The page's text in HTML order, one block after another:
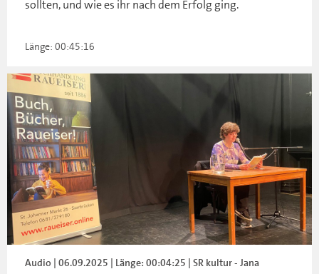
sollten, und wie es ihr nach dem Erfolg ging.
Länge: 00:45:16
Audio | 06.09.2025 | Länge: 00:04:25 | SR kultur - Jana